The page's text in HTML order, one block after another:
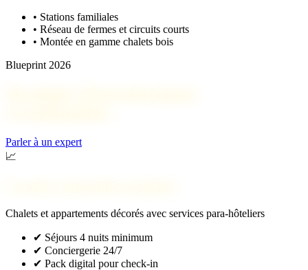
• Stations familiales
• Réseau de fermes et circuits courts
• Montée en gamme chalets bois
Blueprint 2026
Parler à un expert
📈
Chalets et appartements décorés avec services para-hôteliers
✔ Séjours 4 nuits minimum
✔ Conciergerie 24/7
✔ Pack digital pour check-in